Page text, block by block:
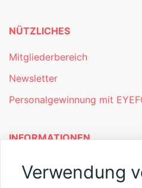
NÜTZLICHES
Mitgliederbereich
Newsletter
Personalgewinnung mit
INFORMATIONEN
Was ist EYEFOX – Ihre
Verwendung